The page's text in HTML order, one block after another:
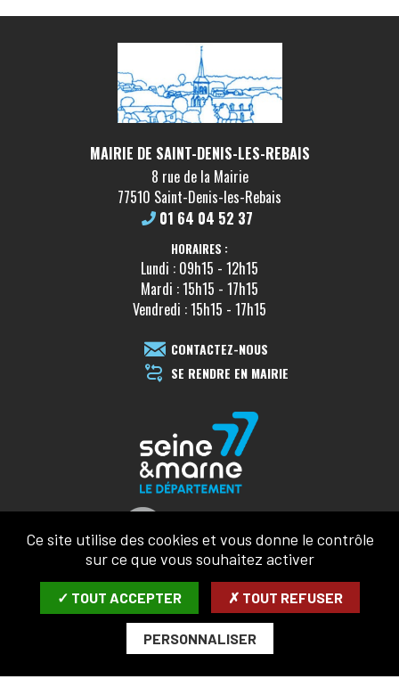
MAIRIE DE SAINT-DENIS-LES-REBAIS
8 rue de la Mairie
77510 Saint-Denis-les-Rebais
01 64 04 52 37
HORAIRES :
Lundi : 09h15 - 12h15
Mardi : 15h15 - 17h15
Vendredi : 15h15 - 17h15
CONTACTEZ-NOUS
SE RENDRE EN MAIRIE
MENTIONS LÉGALES
Ce site utilise des cookies et vous donne le contrôle
sur ce que vous souhaitez activer
✓ TOUT ACCEPTER ✗ TOUT REFUSER
PERSONNALISER